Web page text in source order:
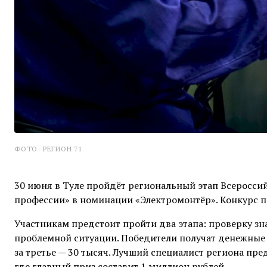
ФОТО: РЕГИОН 71
30 июня в Туле пройдёт региональный этап
профессии» в номинации «Электромонтёр». Конкурс
Участникам предстоит пройти два этапа: проверку
проблемной ситуации. Победители получат
за третье — 30 тысяч. Лучший специалист региона